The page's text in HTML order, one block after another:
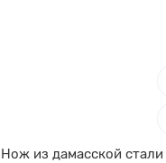
Нож из дамасской стали